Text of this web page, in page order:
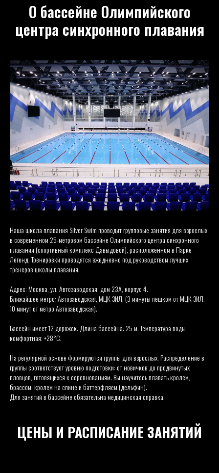
О бассейне Олимпийского
центра синхронного плавания
Наша школа плавания Silver Swim проводит групповые занятия для взрослых
в современном 25-метровом бассейне Олимпийского центра синхронного
плавания (спортивный комплекс Давыдовой), расположенном в Парке
Легенд. Тренировки проводятся ежедневно под руководством лучших
тренеров школы плавания.
Адрес: Москва, ул. Автозаводская, дом 23А, корпус 4.
Ближайшее метро: Автозаводская, МЦК ЗИЛ. (3 минуты пешком от МЦК ЗИЛ,
10 минут от метро Автозаводская).
Бассейн имеет 12 дорожек. Длина бассейна: 25 м. Температура воды
комфортная: +28°С.
На регулярной основе формируются группы для взрослых. Распределение в
группы соответствует уровню подготовки: от новичков до продвинутых
пловцов, готовящихся к соревнованиям. Вы научитесь плавать кролем,
брассом, кролем на спине и баттерфляем (дельфин).
Для занятий в бассейне обязательна медицинская справка.
ЦЕНЫ И РАСПИСАНИЕ ЗАНЯТИЙ